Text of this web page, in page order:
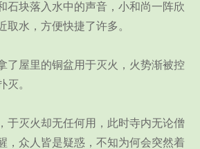
块落入水中的声音，小和尚一阵欣
取水，方便快捷了许多。
屋里的铜盆用于灭火，火势渐被控
灭。
灭火却无任何用，此时寺内无论僧
，众人皆是疑惑，不知为何会突然着